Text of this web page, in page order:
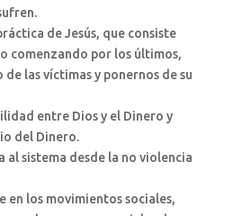
de Jesús, que consiste
comenzando por los últimos,
las víctimas y ponernos de su
entre Dios y el Dinero y
del Dinero.
al sistema desde la no violencia
en los movimientos sociales,